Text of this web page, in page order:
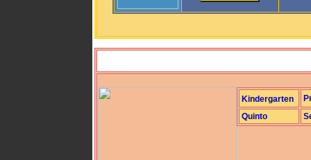
Kindergarten
Quinto